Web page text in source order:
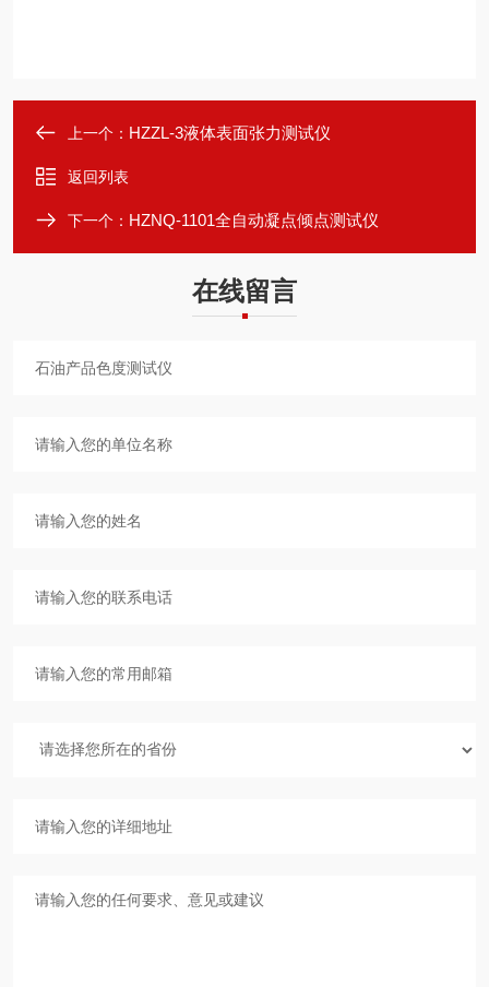
上一个： HZZL-3液体表面张力测试仪
返回列表
下一个： HZNQ-1101全自动凝点倾点测试仪
在线留言